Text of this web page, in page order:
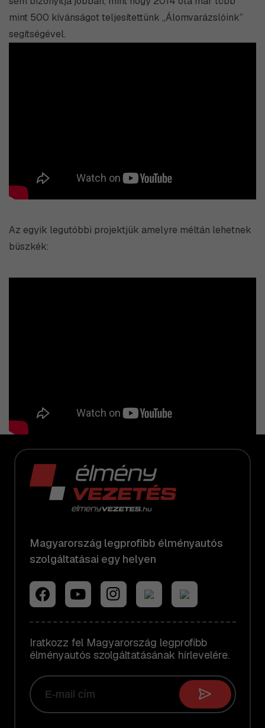
mint 500 kívánságot teljesítettünk „Álomvarázslóink”
segítségével.
Az egyik legutóbbi projektjük amelyre méltán lehetnek
büszkék:
Magyarország legprofibb élményautós
szolgáltatásai egy helyen
Iratkozz fel Magyarország legprofibb
élményautós szolgáltatásának hírlevelére.